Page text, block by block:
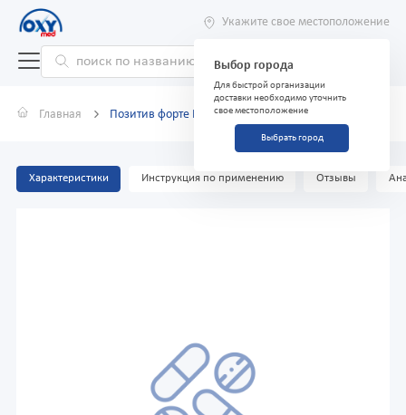
Укажите свое местоположение
Выбор города
Для быстрой организации
доставки необходимо уточнить
свое местоположение
Выбрать город
Главная Позитив форте №30 табл.
Характеристики Инструкция по применению Отзывы